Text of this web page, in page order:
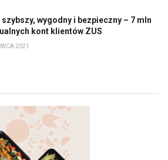
szybszy, wygodny i bezpieczny – 7 mln
kont klientów ZUS
2021